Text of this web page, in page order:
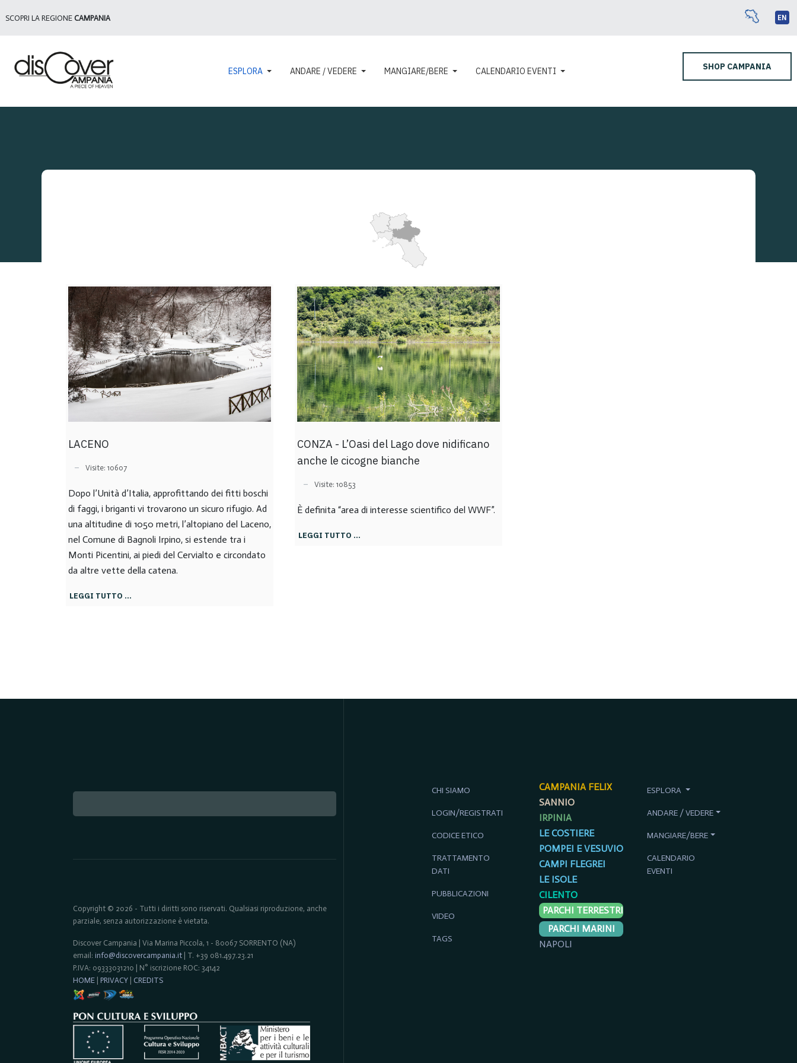
SCOPRI LA REGIONE CAMPANIA EN
ESPLORA ANDARE / VEDERE MANGIARE/BERE CALENDARIO EVENTI SHOP CAMPANIA
LACENO
Visite: 10607
Dopo l’Unità d’Italia, approfittando dei fitti boschi
di faggi, i briganti vi trovarono un sicuro rifugio. Ad
una altitudine di 1050 metri, l’altopiano del Laceno,
nel Comune di Bagnoli Irpino, si estende tra i
Monti Picentini, ai piedi del Cervialto e circondato
da altre vette della catena.
LEGGI TUTTO …
CONZA - L’Oasi del Lago dove nidificano
anche le cicogne bianche
Visite: 10853
È definita “area di interesse scientifico del WWF”.
LEGGI TUTTO …
Copyright © 2026 - Tutti i diritti sono riservati. Qualsiasi riproduzione, anche
parziale, senza autorizzazione è vietata.
Discover Campania | Via Marina Piccola, 1 - 80067 SORRENTO (NA)
email: info@discovercampania.it | T. +39 081.497.23.21
P.IVA: 09333031210 | N° iscrizione ROC: 34142
HOME
PRIVACY CREDITS
CHI SIAMO
LOGIN/REGISTRATI
CODICE ETICO
TRATTAMENTO
DATI
PUBBLICAZIONI
VIDEO
TAGS
CAMPANIA FELIX
SANNIO
IRPINIA
LE COSTIERE
POMPEI E VESUVIO
CAMPI FLEGREI
LE ISOLE
CILENTO
PARCHI TERRESTRI
PARCHI MARINI
NAPOLI
ESPLORA
ANDARE / VEDERE
MANGIARE/BERE
CALENDARIO
EVENTI